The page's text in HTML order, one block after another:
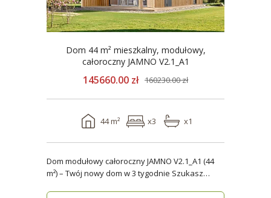
Dom 44 m² mieszkalny, modułowy,
całoroczny JAMNO V2.1_A1
145660.00 zł 160230.00 zł
44 m² x3 x1
Dom modułowy całoroczny JAMNO V2.1_A1 (44
m²) – Twój nowy dom w 3 tygodnie Szukasz